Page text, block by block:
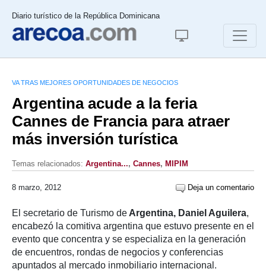
Diario turístico de la República Dominicana
VA TRAS MEJORES OPORTUNIDADES DE NEGOCIOS
Argentina acude a la feria
Cannes de Francia para atraer
más inversión turística
Temas relacionados: Argentina..., Cannes, MIPIM
8 marzo, 2012 Deja un comentario
El secretario de Turismo de Argentina, Daniel Aguilera,
encabezó la comitiva argentina que estuvo presente en el
evento que concentra y se especializa en la generación
de encuentros, rondas de negocios y conferencias
apuntados al mercado inmobiliario internacional.